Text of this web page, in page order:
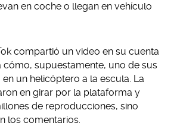
en coche o llegan en vehículo
compartió un video en su cuenta
cómo, supuestamente, uno de sus
un helicóptero a la escula. La
en girar por la plataforma y
de reproducciones, sino
los comentarios.